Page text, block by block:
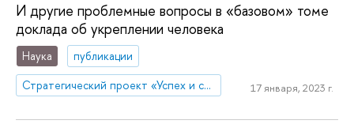
И другие проблемные вопросы в «базовом» томе
доклада об укреплении человека
Наука
публикации
Стратегический проект «Успех и самостоятельность человека в меняющемся мире»
17 января, 2023 г.